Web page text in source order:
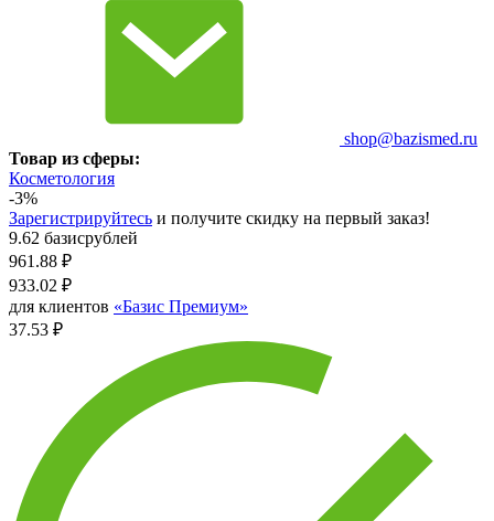
shop@bazismed.ru
Товар из сферы:
Косметология
-3%
Зарегистрируйтесь и получите скидку на первый заказ!
9.62 базисрублей
961.88 ₽
933.02 ₽
для клиентов «Базис Премиум»
37.53 ₽